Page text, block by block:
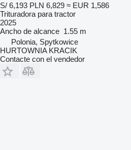
S/ 6,193 PLN 6,829 ≈ EUR 1,586
Trituradora para tractor
2025
Ancho de alcance 1.55 m
Polonia, Spytkowice
HURTOWNIA KRACIK
Contacte con el vendedor